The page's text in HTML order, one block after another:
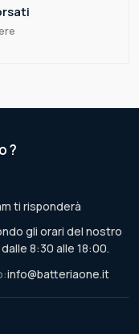
?
ti risponderà
gli orari del nostro
8:30 alle 18:00.
info@batteriaone.it